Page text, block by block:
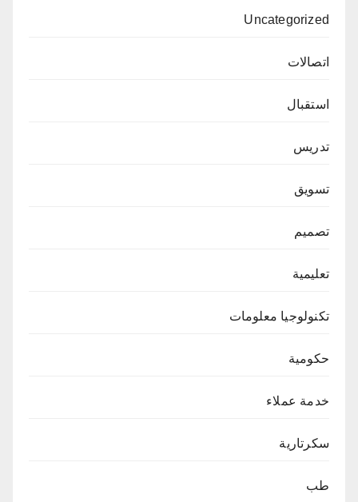
Uncategorized
اتصالات
استقبال
تدريس
تسويق
تصميم
تعليمية
تكنولوجيا معلومات
حكومية
خدمة عملاء
سكرتارية
طب